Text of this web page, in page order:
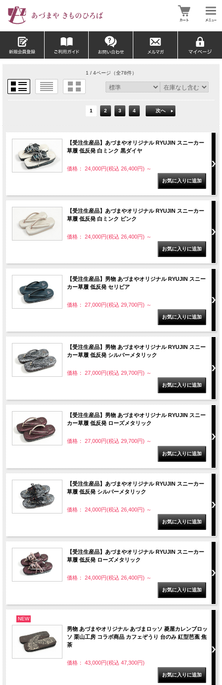
1 / 4ページ（全78件）
1 2 3 4 次へ
【受注生産品】あづまやオリジナル RYUJIN スニーカー
草履 低反発 白ミンク 黒ダイヤ
価格： 24,000円(税込 26,400円) ～
【受注生産品】あづまやオリジナル RYUJIN スニーカー
草履 低反発 白ミンク ピンク
価格： 24,000円(税込 26,400円) ～
【受注生産品】男物 あづまやオリジナル RYUJIN スニー
カー草履 低反発 セリビア
価格： 27,000円(税込 29,700円) ～
【受注生産品】男物 あづまやオリジナル RYUJIN スニー
カー草履 低反発 シルバーメタリック
価格： 27,000円(税込 29,700円) ～
【受注生産品】男物 あづまやオリジナル RYUJIN スニー
カー草履 低反発 ローズメタリック
価格： 27,000円(税込 29,700円) ～
【受注生産品】あづまやオリジナル RYUJIN スニーカー
草履 低反発 シルバーメタリック
価格： 24,000円(税込 26,400円) ～
【受注生産品】あづまやオリジナル RYUJIN スニーカー
草履 低反発 ローズメタリック
価格： 24,000円(税込 26,400円) ～
NEW
男物 あづまやオリジナル あづまロッソ 菱屋カレンブロッ
ソ 栗山工房 コラボ商品 カフェぞうり 台のみ 紅型芭蕉 焦
茶
価格： 43,000円(税込 47,300円)